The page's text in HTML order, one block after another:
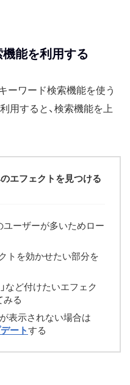
機能を利用する
ーワード検索機能を使う
用すると、検索機能を上
エフェクトを見つける
ーザーが多いためロー
クトを効かせたい部分を
」など付けたいエフェク
みる
表示されない場合は
ートする